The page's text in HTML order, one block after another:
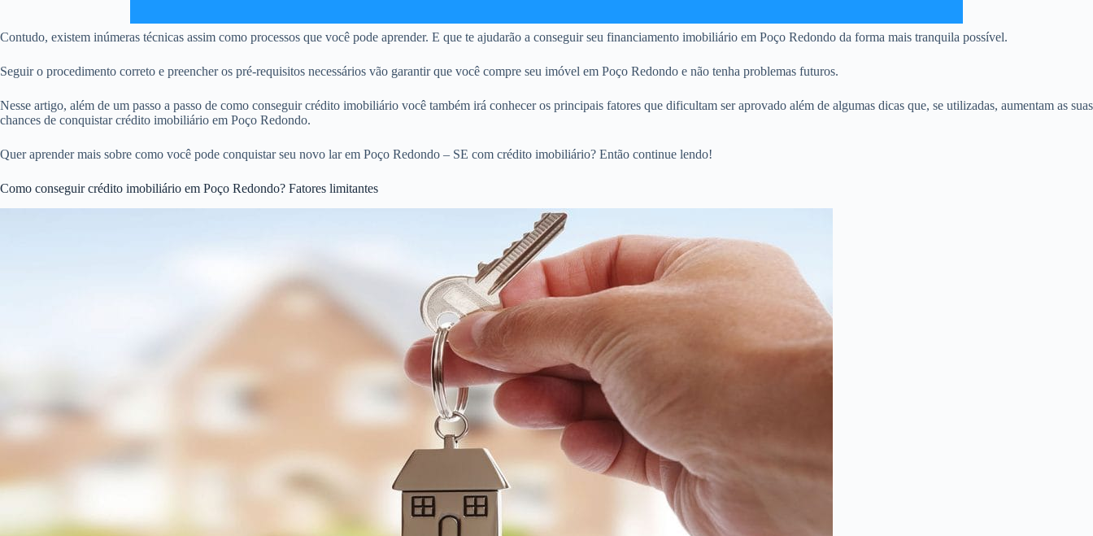
Contudo, existem inúmeras técnicas assim como processos que você pode aprender. E que te ajudarão a conseguir seu financiamento imobiliário em Poço Redondo da forma mais tranquila possível.
Seguir o procedimento correto e preencher os pré-requisitos necessários vão garantir que você compre seu imóvel em Poço Redondo e não tenha problemas futuros.
Nesse artigo, além de um passo a passo de como conseguir crédito imobiliário você também irá conhecer os principais fatores que dificultam ser aprovado além de algumas dicas que, se utilizadas, aumentam as suas
chances de conquistar crédito imobiliário em Poço Redondo.
Quer aprender mais sobre como você pode conquistar seu novo lar em Poço Redondo – SE com crédito imobiliário? Então continue lendo!
Como conseguir crédito imobiliário em Poço Redondo? Fatores limitantes